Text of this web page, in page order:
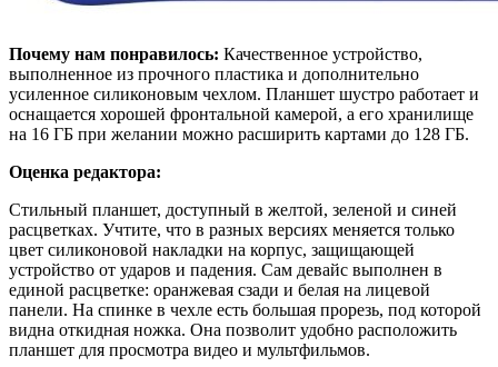
Почему нам понравилось: Качественное устройство,
выполненное из прочного пластика и дополнительно
усиленное силиконовым чехлом. Планшет шустро работает и
оснащается хорошей фронтальной камерой, а его хранилище
на 16 ГБ при желании можно расширить картами до 128 ГБ.
Оценка редактора:
Стильный планшет, доступный в желтой, зеленой и синей
расцветках. Учтите, что в разных версиях меняется только
цвет силиконовой накладки на корпус, защищающей
устройство от ударов и падения. Сам девайс выполнен в
единой расцветке: оранжевая сзади и белая на лицевой
панели. На спинке в чехле есть большая прорезь, под которой
видна откидная ножка. Она позволит удобно расположить
планшет для просмотра видео и мультфильмов.